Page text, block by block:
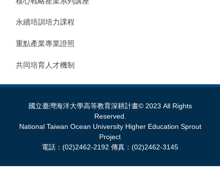
永續培訓培力課程
重點產業專業證照
共同培育人才機制
國立臺灣海洋大學高等教育深耕計畫© 2023 All Rights
Reserved.
National Taiwan Ocean University Higher Education Sprout
Project
電話：(02)2462-2192 傳真：(02)2462-3145